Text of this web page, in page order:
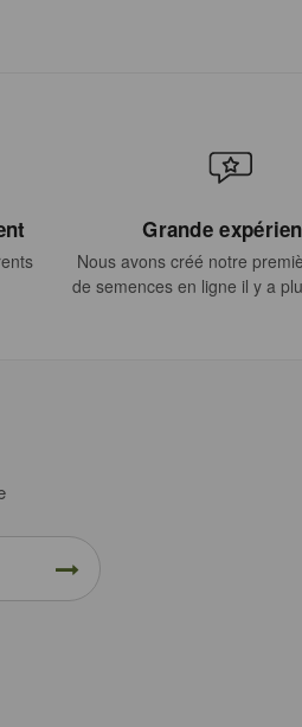
Grande
Nous avons créé notre
de semences en ligne il y a